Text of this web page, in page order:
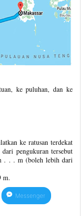
ke puluhan, dan ke
ke ratusan terdekat
pengukuran tersebut
. . . m (boleh lebih dari
m.
Messenger